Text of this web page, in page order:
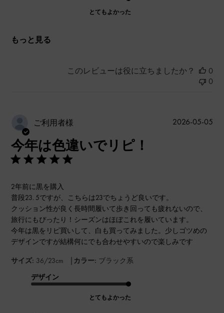
とてもよかった
もっと見る
このレビューは役に立ちましたか？
0
0
ご利用者様
今年は色違いでリピ！
2年前に黒を購入
普段23. 5ですが、こちらは23でちょうど良いです。
クッション性が良く長時間履いて歩き回っても疲れないので、
旅行にもぴったり！シーズンはほぼこれを履いています。
今年は黒をリピ買いして、白も買ってみました。少しゴツめの
デザインですが結構何にでも合わせやすいので楽しみです
サイズ: 36/23cm | カラー: ブラック系
デザイン
とてもよかった
公
2026-05-05